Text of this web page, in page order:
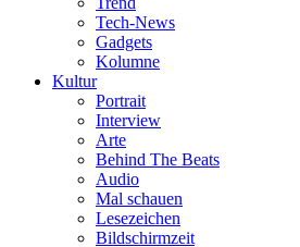
Tech-News
Gadgets
Kolumne
Kultur
Portrait
Interview
Arte
Behind The Beats
Audio
Mal schauen
Lesezeichen
Bildschirmzeit